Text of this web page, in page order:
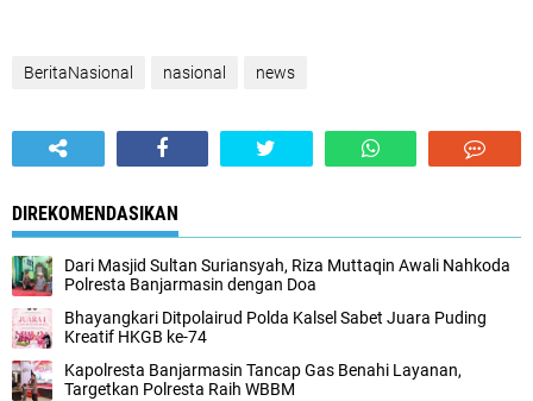
BeritaNasional nasional news
DIREKOMENDASIKAN
Dari Masjid Sultan Suriansyah, Riza Muttaqin Awali Nahkoda
Polresta Banjarmasin dengan Doa
Bhayangkari Ditpolairud Polda Kalsel Sabet Juara Puding
Kreatif HKGB ke-74
Kapolresta Banjarmasin Tancap Gas Benahi Layanan,
Targetkan Polresta Raih WBBM